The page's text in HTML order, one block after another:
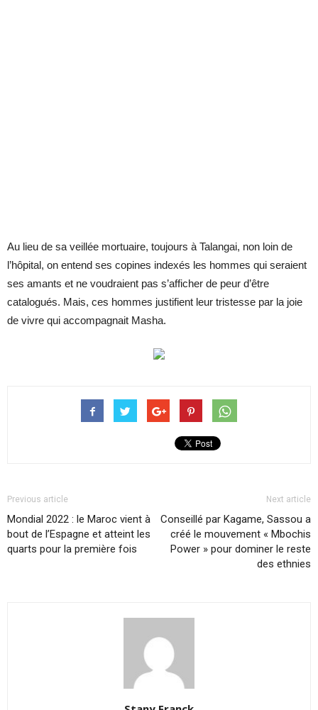
Au lieu de sa veillée mortuaire, toujours à Talangai, non loin de
l’hôpital, on entend ses copines indexés les hommes qui seraient
ses amants et ne voudraient pas s’afficher de peur d’être
catalogués. Mais, ces hommes justifient leur tristesse par la joie
de vivre qui accompagnait Masha.
Previous article
Mondial 2022 : le Maroc vient à
bout de l’Espagne et atteint les
quarts pour la première fois
Next article
Conseillé par Kagame, Sassou a
créé le mouvement « Mbochis
Power » pour dominer le reste
des ethnies